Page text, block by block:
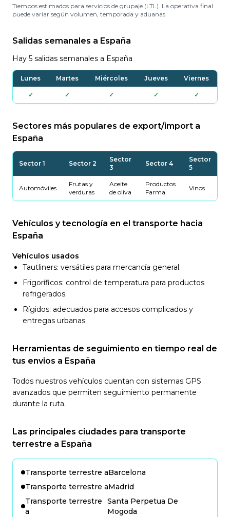
Tiempos estimados para servicios de grupaje (LTL). La operativa final
puede variar según volumen, temporada y aduanas.
Salidas semanales a España
Hay 5 salidas semanales a España
Lunes Martes Miércoles Jueves Viernes
✓ ✓ ✓ ✓ ✓
Sectores más populares de export/import a
España
Sector 1 Sector 2
Sector
3
Sector 4
Sector
5
Automóviles
Frutas y
verduras
Aceite
de oliva
Productos
Farma
Vinos
Vehículos y tecnología en el transporte hacia
España
Vehículos usados
Tautliners: versátiles para mercancía general.
Frigoríficos: control de temperatura para productos
refrigerados.
Rígidos: adecuados para accesos complicados y
entregas urbanas.
Herramientas de seguimiento en tiempo real de
tus envios a España
Todos nuestros vehículos cuentan con sistemas GPS
avanzados que permiten seguimiento permanente
durante la ruta.
Las principales ciudades para transporte
terrestre a España
Transporte terrestre aBarcelona
Transporte terrestre aMadrid
Transporte terrestre
a
Santa Perpetua De
Mogoda